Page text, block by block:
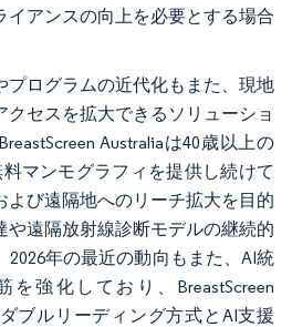
イアンスの向上を必要とする場合
プログラムの近代化もまた、現地
セスを拡大できるソリューショ
Australiaは40歳以上の
マンモグラフィを提供し続けて
よび遠隔地へのリーチ拡大を目的
や遠隔放射線診断モデルの継続的
2026年の最近の動向もまた、AI統
強化しており、BreastScreen
ブルリーディング方式とAI支援